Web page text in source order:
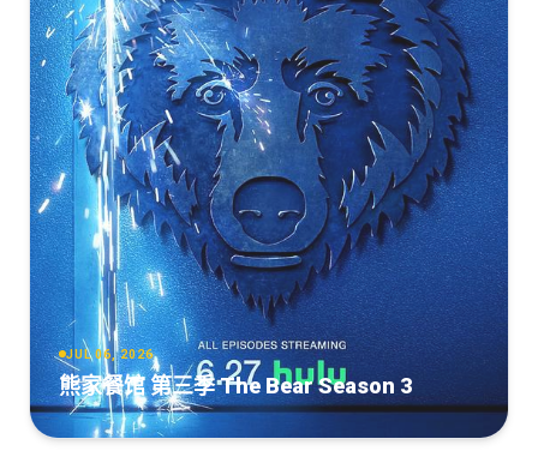
JUL 06, 2026
熊家餐馆 第三季 The Bear Season 3